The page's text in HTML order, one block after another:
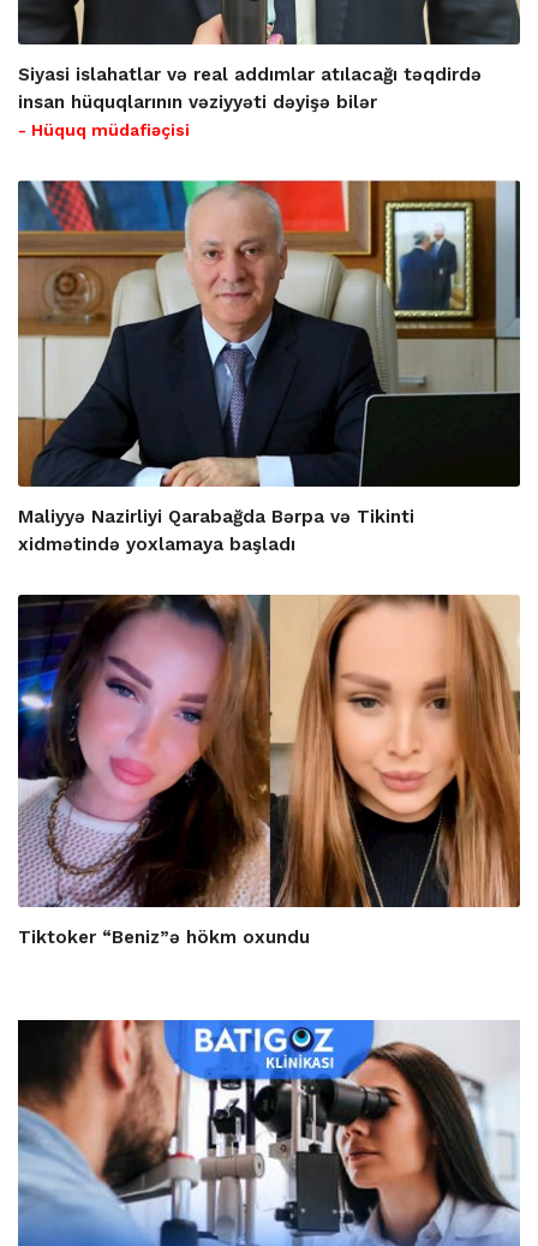
Siyasi islahatlar və real addımlar atılacağı təqdirdə
insan hüquqlarının vəziyyəti dəyişə bilər
- Hüquq müdafiəçisi
Maliyyə Nazirliyi Qarabağda Bərpa və Tikinti
xidmətində yoxlamaya başladı
Tiktoker “Beniz”ə hökm oxundu